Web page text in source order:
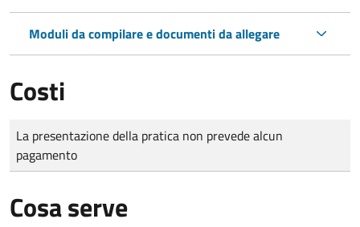
Moduli da compilare e documenti da allegare
Costi
Tipo di pagamento
Importo
La presentazione della pratica non prevede alcun
pagamento
Cosa serve